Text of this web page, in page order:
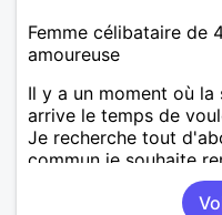
Femme célibataire de
amoureuse
Il y a un moment où
arrive le temps de
Je recherche tout
commun je souhaite
secteur alentours,